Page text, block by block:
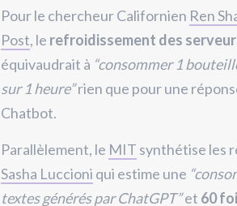
Pour le chercheur Californien Ren
Post, le refroidissement des
équivaudrait à “consommer 1
sur 1 heure”rien que pour une
Chatbot.
Parallèlement, le MIT synthétise les
Sasha Luccioni qui estime une
textes générés par ChatGPT”et 60